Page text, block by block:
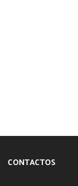
CONTACTOS